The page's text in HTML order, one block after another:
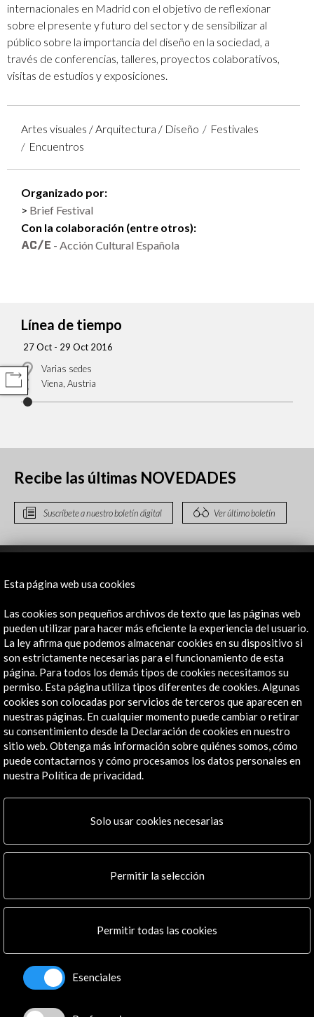
COMPARTIR
internacionales en Madrid con el objetivo de reflexionar
sobre el presente y futuro del sector y de sensibilizar al
público sobre la importancia del diseño en la sociedad, a
través de conferencias, talleres, proyectos colaborativos,
visitas de estudios y exposiciones.
Artes visuales / Arquitectura / Diseño
Festivales
Encuentros
Organizado por:
Brief Festival
Con la colaboración (entre otros):
- Acción Cultural Española
Línea de tiempo
27 Oct - 29 Oct 2016
Varias sedes
Viena, Austria
Recibe las últimas NOVEDADES
Suscríbete a nuestro boletín digital Ver último boletín
ALERTAS
AC/E
Contacta
info@accioncultural.es
+34 91 700 4000
José Abascal, 4 - 4º
Explora
Programa PICE
Multimedia
Cultura en Red
Mapa Web
Boletín digital
Esta página web usa cookies
Las cookies son pequeños archivos de texto que las páginas web
pueden utilizar para hacer más eficiente la experiencia del usuario.
La ley afirma que podemos almacenar cookies en su dispositivo si
son estrictamente necesarias para el funcionamiento de esta
página. Para todos los demás tipos de cookies necesitamos su
permiso. Esta página utiliza tipos diferentes de cookies. Algunas
cookies son colocadas por servicios de terceros que aparecen en
nuestras páginas. En cualquier momento puede cambiar o retirar
su consentimiento desde la Declaración de cookies en nuestro
sitio web. Obtenga más información sobre quiénes somos, cómo
puede contactarnos y cómo procesamos los datos personales en
nuestra Política de privacidad.
Solo usar cookies necesarias
Permitir la selección
Permitir todas las cookies
Esenciales